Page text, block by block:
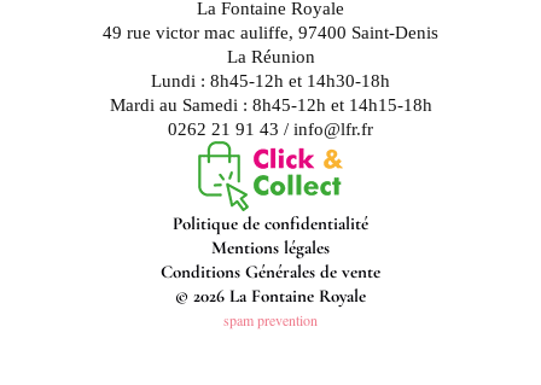
La Fontaine Royale
49 rue victor mac auliffe, 97400 Saint-Denis
La Réunion
Lundi : 8h45-12h et 14h30-18h
Mardi au Samedi : 8h45-12h et 14h15-18h
0262 21 91 43 / info@lfr.fr
Politique de confidentialité
Mentions légales
Conditions Générales de vente
© 2026 La Fontaine Royale
spam prevention